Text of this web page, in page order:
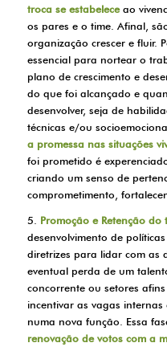
troca se estabeleceao
os pares e o time. Afinal,
organização crescer e fluir.
essencial para nortear o
plano de crescimento e
do que foi alcançado e
desenvolver, seja de
técnicas e/ou
a promessa nas situações
foi prometido é
criando um senso de
comprometimento,
5. Promoção e Retenção do
desenvolvimento de
diretrizes para lidar com as
eventual perda de um
concorrente ou setores
incentivar as vagas
numa nova função. Essa
renovação de votos com a